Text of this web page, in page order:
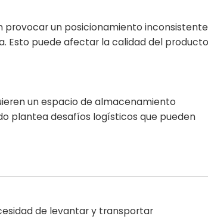
provocar un posicionamiento inconsistente
Esto puede afectar la calidad del
un espacio de almacenamiento
plantea desafíos logísticos que pueden
de levantar y transportar